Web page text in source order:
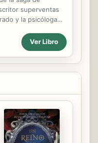
superventas
y la psicóloga
amistad y
para fomentar
a la lectura.
dejado sin aliento:
calor y se
días a Ur. Es la
para que Max,
visitar a algunos
y jugar. Pero...
algo sus abuelos?
Ver Libro